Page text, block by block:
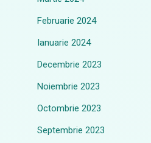
Februarie 2024
Ianuarie 2024
Decembrie 2023
Noiembrie 2023
Octombrie 2023
Septembrie 2023